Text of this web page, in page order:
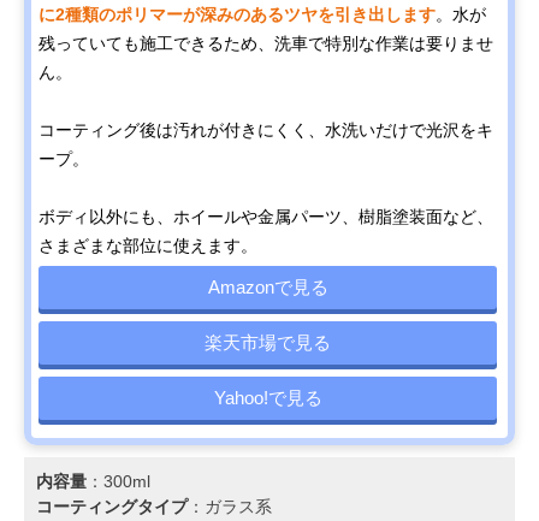
に2種類のポリマーが深みのあるツヤを引き出します。水が
残っていても施工できるため、洗車で特別な作業は要りませ
ん。
コーティング後は汚れが付きにくく、水洗いだけで光沢をキ
ープ。
ボディ以外にも、ホイールや金属パーツ、樹脂塗装面など、
さまざまな部位に使えます。
Amazonで見る
楽天市場で見る
Yahoo!で見る
内容量 ：300ml
コーティングタイプ：ガラス系